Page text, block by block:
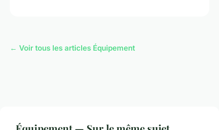
← Voir tous les articles Équipement